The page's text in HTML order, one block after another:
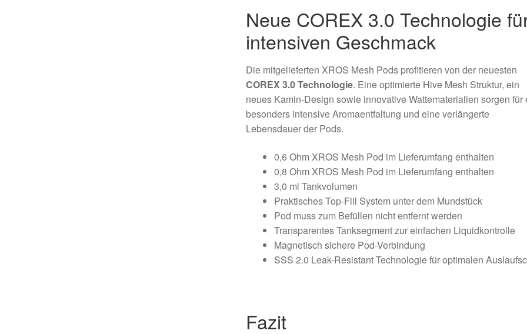
Neue COREX 3.0 Technologie
intensiven Geschmack
Die mitgelieferten XROS Mesh Pods profitieren von der neuesten
COREX 3.0 Technologie. Eine optimierte Hive Mesh Struktur, ein
neues Kamin-Design sowie innovative Wattematerialien sorgen für
besonders intensive Aromaentfaltung und eine verlängerte
Lebensdauer der Pods.
0,6 Ohm XROS Mesh Pod im Lieferumfang enthalten
0,8 Ohm XROS Mesh Pod im Lieferumfang enthalten
3,0 ml Tankvolumen
Praktisches Top-Fill System unter dem Mundstück
Pod muss zum Befüllen nicht entfernt werden
Transparentes Tanksegment zur einfachen Liquidkontrolle
Magnetisch sichere Pod-Verbindung
SSS 2.0 Leak-Resistant Technologie für optimalen
Fazit